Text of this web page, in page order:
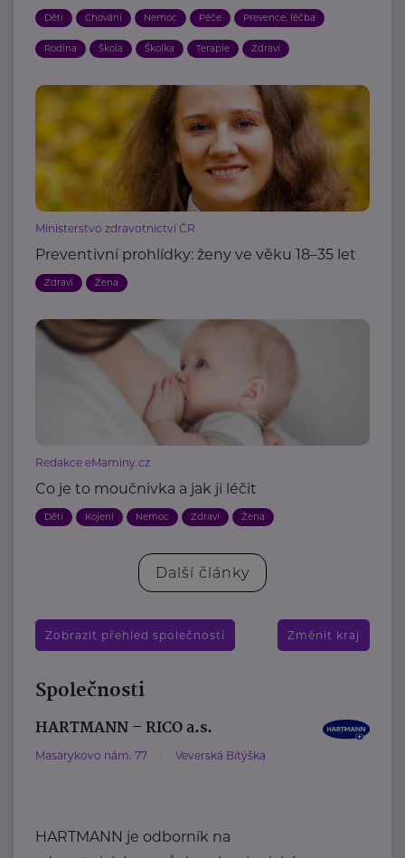
Děti Chování Nemoc Péče Prevence, léčba
Rodina Škola Školka Terapie Zdraví
Ministerstvo zdravotnictví ČR
Preventivní prohlídky: ženy ve věku 18–35 let
Zdraví Žena
Redakce eMaminy.cz
Co je to moučnivka a jak ji léčit
Děti Kojení Nemoc Zdraví Žena
Další články
Zobrazit přehled společností Změnit kraj
Společnosti
HARTMANN – RICO a.s.
Masarykovo nám. 77 Veverská Bítýška
HARTMANN je odborník na